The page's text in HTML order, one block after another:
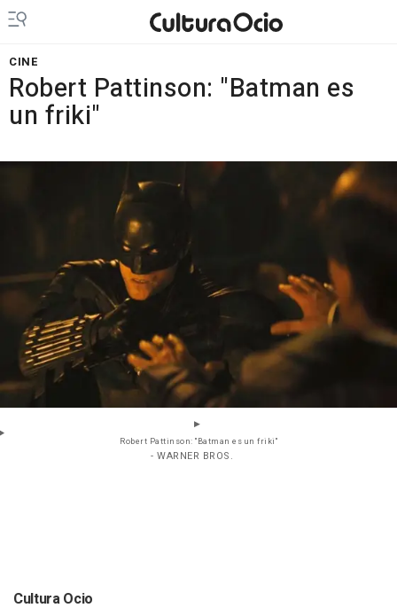
CINE
Robert Pattinson: "Batman es
un friki"
Robert Pattinson: "Batman es un friki"
- WARNER BROS.
Cultura Ocio